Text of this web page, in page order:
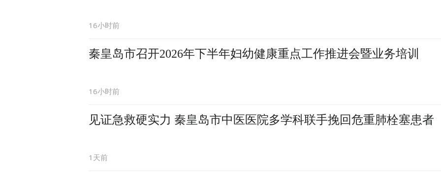
16小时前
秦皇岛市召开2026年下半年妇幼健康重点工作推进会暨业务培训
16小时前
见证急救硬实力 秦皇岛市中医医院多学科联手挽回危重肺栓塞患者
1天前